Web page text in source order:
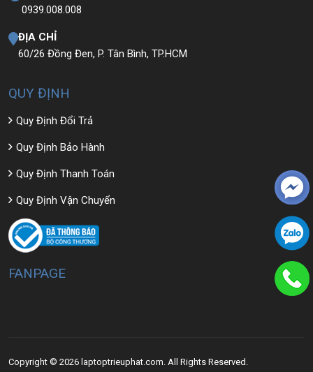
0939.008.008
ĐỊA CHỈ
60/26 Đồng Đen, P. Tân Bình, TP.HCM
QUY ĐỊNH
Quy Định Đổi Trả
Quy Định Bảo Hành
Quy Định Thanh Toán
Quy Định Vận Chuyển
FANPAGE
Copyright © 2026 laptoptrieuphat.com. All Rights Reserved.